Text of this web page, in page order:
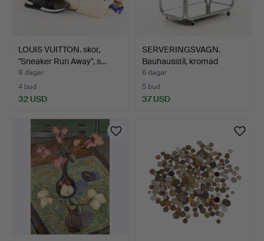
LOUIS VUITTON. skor,
"Sneaker Run Away", s…
8 dagar
4 bud
32 USD
SERVERINGSVAGN.
Bauhausstil, kromad
metall…
6 dagar
5 bud
37 USD